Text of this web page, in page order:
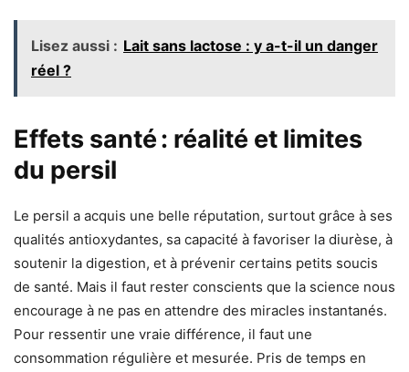
Lisez aussi : Lait sans lactose : y a-t-il un danger
réel ?
Effets santé : réalité et limites
du persil
Le persil a acquis une belle réputation, surtout grâce à ses
qualités antioxydantes, sa capacité à favoriser la diurèse, à
soutenir la digestion, et à prévenir certains petits soucis
de santé. Mais il faut rester conscients que la science nous
encourage à ne pas en attendre des miracles instantanés.
Pour ressentir une vraie différence, il faut une
consommation régulière et mesurée. Pris de temps en